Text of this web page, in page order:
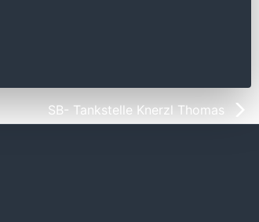
SB- Tankstelle Knerzl Thomas